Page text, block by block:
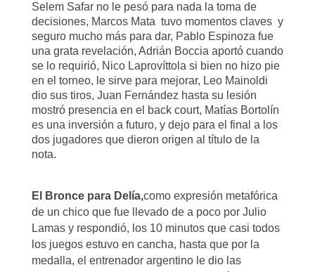
Selem Safar no le pesó para nada la toma de
decisiones, Marcos Mata tuvo momentos claves y
seguro mucho más para dar, Pablo Espinoza fue
una grata revelación, Adrián Boccia aportó cuando
se lo requirió, Nico Laprovíttola si bien no hizo pie
en el torneo, le sirve para mejorar, Leo Mainoldi
dio sus tiros, Juan Fernández hasta su lesión
mostró presencia en el back court, Matías Bortolín
es una inversión a futuro, y dejo para el final a los
dos jugadores que dieron origen al título de la
nota.
El Bronce para Delía,como expresión metafórica
de un chico que fue llevado de a poco por Julio
Lamas y respondió, los 10 minutos que casi todos
los juegos estuvo en cancha, hasta que por la
medalla, el entrenador argentino le dio las